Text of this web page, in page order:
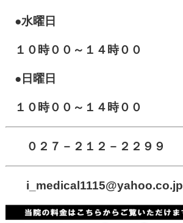
●水曜日
１０時００～１４時００
●日曜日
１０時００～１４時００
０２７－２１２－２２９９
i_medical1115@yahoo.co.jp